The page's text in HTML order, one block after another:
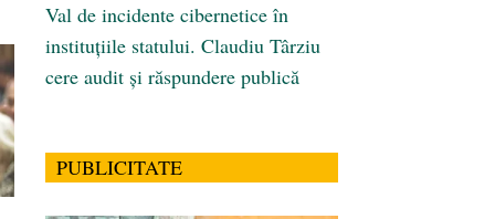
Val de incidente cibernetice în
instituțiile statului. Claudiu Târziu
cere audit și răspundere publică
PUBLICITATE